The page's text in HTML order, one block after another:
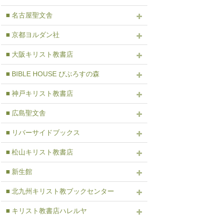
■ 名古屋聖文舎
■ 京都ヨルダン社
■ 大阪キリスト教書店
■ BIBLE HOUSE びぶろすの森
■ 神戸キリスト教書店
■ 広島聖文舎
■ リバーサイドブックス
■ 松山キリスト教書店
■ 新生館
■ 北九州キリスト教ブックセンター
■ キリスト教書店ハレルヤ